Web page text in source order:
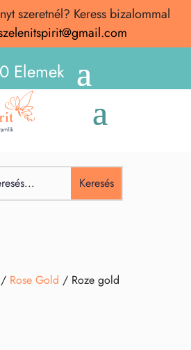
szeretnél? Keress bizalommal
0 Elemek
Rose Gold / Roze gold